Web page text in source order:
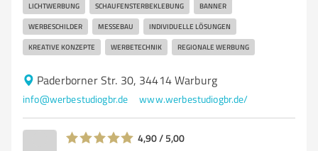
LICHTWERBUNG SCHAUFENSTERBEKLEBUNG BANNER
WERBESCHILDER MESSEBAU INDIVIDUELLE LÖSUNGEN
KREATIVE KONZEPTE WERBETECHNIK REGIONALE WERBUNG
Paderborner Str. 30, 34414 Warburg
info@werbestudiogbr.de www.werbestudiogbr.de/
4,90 / 5,00